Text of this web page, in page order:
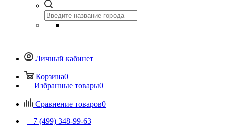
Личный кабинет
Корзина0
Избранные товары0
Сравнение товаров0
+7 (499) 348-99-63